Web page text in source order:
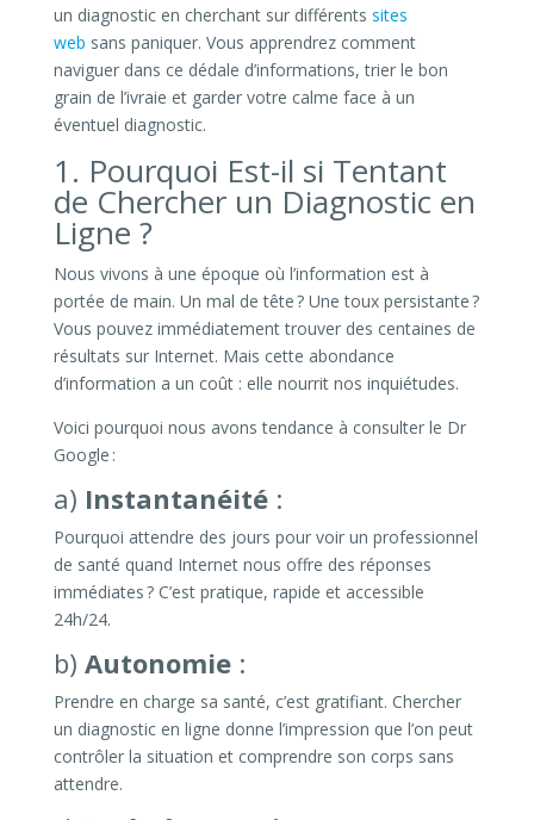
un diagnostic en cherchant sur différents sites
web sans paniquer. Vous apprendrez comment
naviguer dans ce dédale d’informations, trier le bon
grain de l’ivraie et garder votre calme face à un
éventuel diagnostic.
1. Pourquoi Est-il si Tentant
de Chercher un Diagnostic en
Ligne ?
Nous vivons à une époque où l’information est à
portée de main. Un mal de tête ? Une toux persistante ?
Vous pouvez immédiatement trouver des centaines de
résultats sur Internet. Mais cette abondance
d’information a un coût : elle nourrit nos inquiétudes.
Voici pourquoi nous avons tendance à consulter le Dr
Google :
a) Instantanéité:
Pourquoi attendre des jours pour voir un professionnel
de santé quand Internet nous offre des réponses
immédiates ? C’est pratique, rapide et accessible
24h/24.
b) Autonomie:
Prendre en charge sa santé, c’est gratifiant. Chercher
un diagnostic en ligne donne l’impression que l’on peut
contrôler la situation et comprendre son corps sans
attendre.